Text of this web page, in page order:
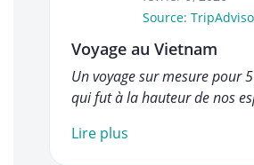
Source:
Voyage au Vietnam
Un voyage sur mesure pour
qui fut à la hauteur de nos
Lire plus